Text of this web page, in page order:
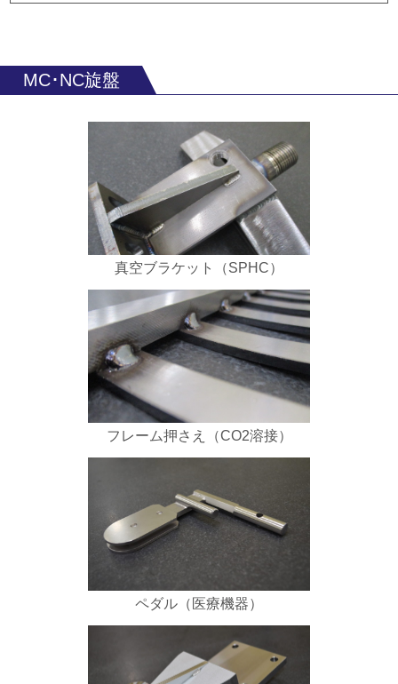
MC･NC旋盤
真空ブラケット（SPHC）
フレーム押さえ（CO2溶接）
ペダル（医療機器）